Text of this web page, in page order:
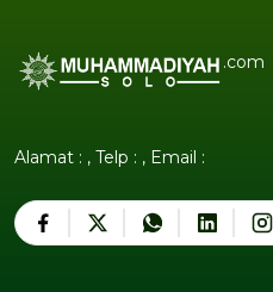
.com
Alamat : , Telp : , Email :